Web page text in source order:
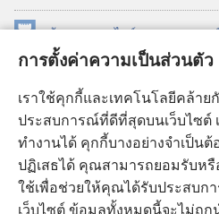
การตั้งค่าความเป็นส่วนตัว
เราใช้คุกกี้และเทคโนโลยีคล้า
ประสบการณ์ที่ดีที่สุดบนเว็บไซต์
ทำงานได้ คุกกี้บางอย่างจำเป็น
ปฏิเสธได้ คุณสามารถยอมรับหรื
ใช้เพื่อช่วยให้คุณได้รับประสบก
เว็บไซต์ ข้อมูลทั้งหมดนี้จะไม่ถูก
หน้าต่าง
ใหม่) ห้องสมุดออนไลน์ของวอชเทาเวอ
หน้าต่าง
®
หน้าต่าง
ใหม่) JW Library®
ห้องสมุดว็อชเทาเวอร์ ®